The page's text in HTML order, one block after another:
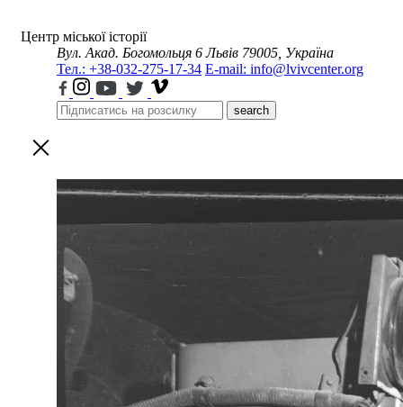
Центр міської історії
Вул. Акад. Богомольця 6 Львів 79005, Україна
Тел.: +38-032-275-17-34 E-mail: info@lvivcenter.org
search